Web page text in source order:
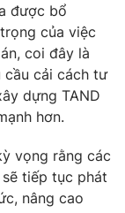
483/GP-BTTTT
Quốc Thắng,
932
được bổ
của việc
coi đây là
cầu cải cách tư
dựng TAND
hơn.
vọng rằng các
tiếp tục phát
nâng cao